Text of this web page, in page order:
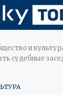
и
судебные